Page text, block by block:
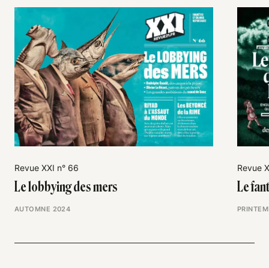
Revue XXI n° 66
Le lobbying des mers
AUTOMNE 2024
Revue
Le